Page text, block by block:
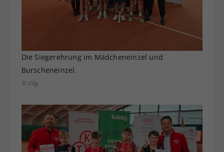
Die Siegerehrung im Mädcheneinzel und
Burscheneinzel.
© zVg